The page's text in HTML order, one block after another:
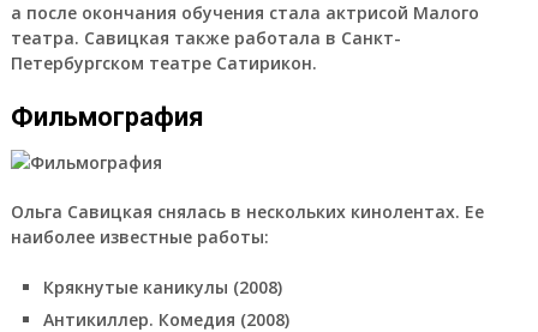
а после окончания обучения стала актрисой Малого
театра. Савицкая также работала в Санкт-
Петербургском театре Сатирикон.
Фильмография
Ольга Савицкая снялась в нескольких кинолентах. Ее
наиболее известные работы:
Крякнутые каникулы (2008)
Антикиллер. Комедия (2008)